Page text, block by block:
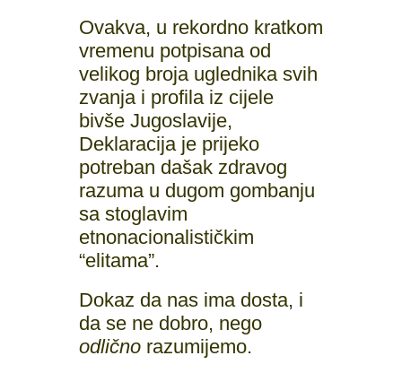
Ovakva, u rekordno kratkom
vremenu potpisana od
velikog broja uglednika svih
zvanja i profila iz cijele
bivše Jugoslavije,
Deklaracija je prijeko
potreban dašak zdravog
razuma u dugom gombanju
sa stoglavim
etnonacionalističkim
“elitama”.
Dokaz da nas ima dosta, i
da se ne dobro, nego
odličnorazumijemo.